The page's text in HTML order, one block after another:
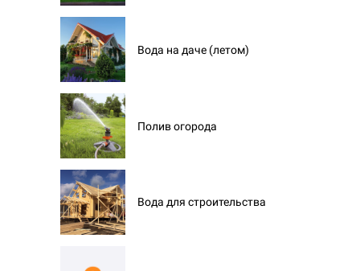
Вода на даче (летом)
Полив огорода
Вода для строительства